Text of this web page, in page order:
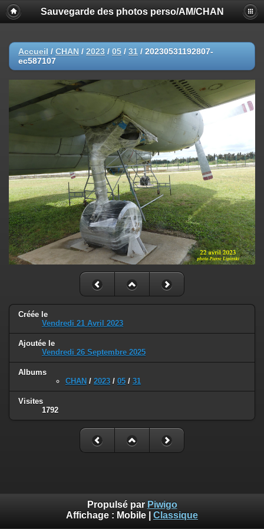
Sauvegarde des photos perso/AM/CHAN
Accueil / CHAN / 2023 / 05 / 31 / 20230531192807-
ec587107
Créée le
Vendredi 21 Avril 2023
Ajoutée le
Vendredi 26 Septembre 2025
Albums
CHAN / 2023 / 05 / 31
Visites
1792
Propulsé par Piwigo
Affichage : Mobile Classique